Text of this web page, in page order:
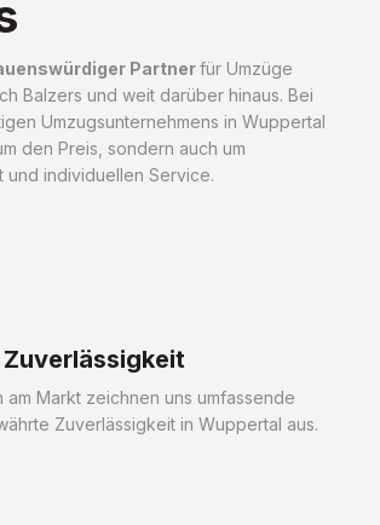
Partnerfür Umzüge
Balzers und weit darüber hinaus. Bei
Umzugsunternehmens in Wuppertal
den Preis, sondern auch um
und individuellen Service.
am Markt zeichnen uns umfassende
Zuverlässigkeit in Wuppertal aus.